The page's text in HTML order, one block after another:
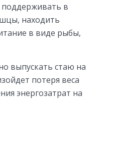
в
находить
в виде рыбы,
выпускать стаю на
потеря веса
энергозатрат на